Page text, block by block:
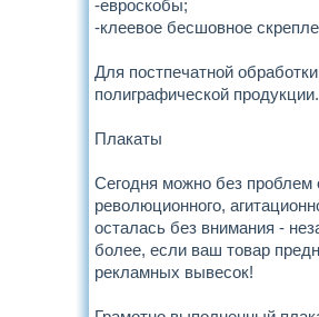
-евроскобы;
-клеевое бесшовное
Для постпечатной
полиграфической продукции.
Плакаты
Сегодня можно без
революционного,
осталась без внимания -
более, если ваш товар
рекламных вывесок!